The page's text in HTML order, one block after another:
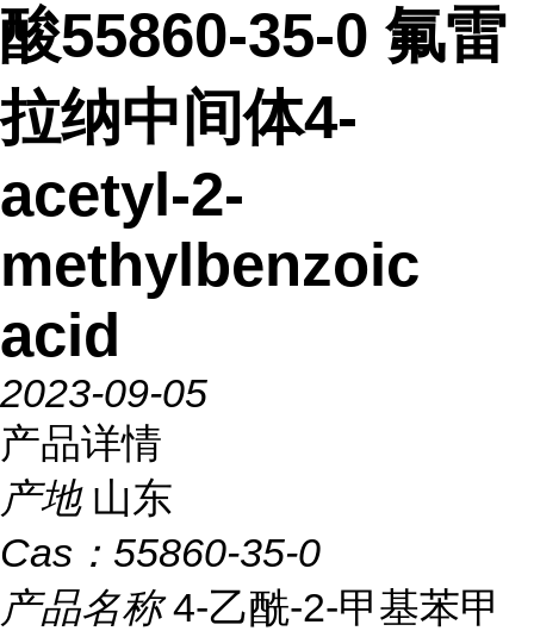
酸55860-35-0 氟雷
拉纳中间体4-
acetyl-2-
methylbenzoic
acid
2023-09-05
产品详情
产地 山东
Cas： 55860-35-0
产品名称4-乙酰-2-甲基苯甲